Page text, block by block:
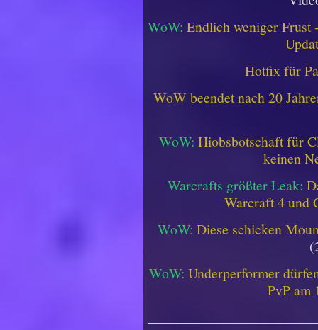
WoW: Endlich weniger
Hotfix für
WoW beendet nach 20
WoW: Hiobsbotschaft für
keinen
Warcrafts größter Leak:
Warcraft 4 und
WoW: Diese schicken
WoW: Underperformer
PvP am